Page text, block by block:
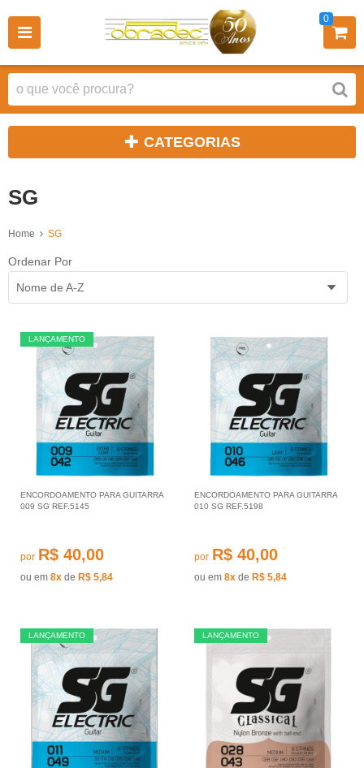
0
CATEGORIAS
SG
Home SG
Ordenar Por
Nome de A-Z
LANÇAMENTO
ENCORDOAMENTO PARA GUITARRA
009 SG REF.5145
por R$ 40,00
ou em 8x de R$ 5,84
ENCORDOAMENTO PARA GUITARRA
010 SG REF.5198
por R$ 40,00
ou em 8x de R$ 5,84
LANÇAMENTO LANÇAMENTO